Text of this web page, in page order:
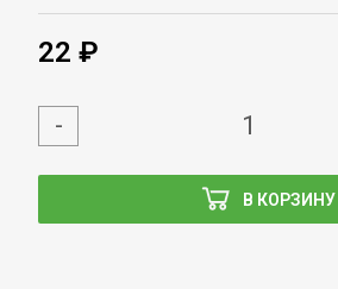
22 ₽
В КОРЗИНУ
-